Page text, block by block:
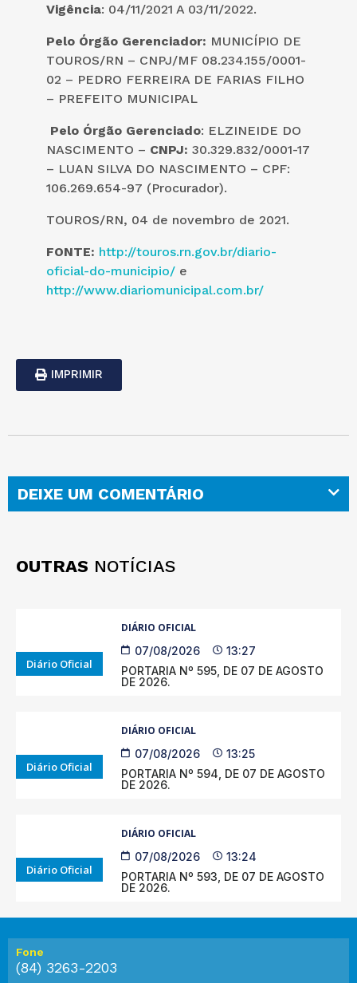
Vigência: 04/11/2021 A 03/11/2022.
Pelo Órgão Gerenciador: MUNICÍPIO DE
TOUROS/RN – CNPJ/MF 08.234.155/0001-
02 – PEDRO FERREIRA DE FARIAS FILHO
– PREFEITO MUNICIPAL
Pelo Órgão Gerenciado: ELZINEIDE DO
NASCIMENTO – CNPJ: 30.329.832/0001-17
– LUAN SILVA DO NASCIMENTO – CPF:
106.269.654-97 (Procurador).
TOUROS/RN, 04 de novembro de 2021.
FONTE: http://touros.rn.gov.br/diario-
oficial-do-municipio/ e
http://www.diariomunicipal.com.br/
IMPRIMIR
DEIXE UM COMENTÁRIO
OUTRAS NOTÍCIAS
Diário Oficial
DIÁRIO OFICIAL
07/08/2026
13:27
PORTARIA Nº 595, DE 07 DE AGOSTO
DE 2026.
Diário Oficial
DIÁRIO OFICIAL
07/08/2026
13:25
PORTARIA Nº 594, DE 07 DE AGOSTO
DE 2026.
Diário Oficial
DIÁRIO OFICIAL
07/08/2026
13:24
PORTARIA Nº 593, DE 07 DE AGOSTO
DE 2026.
Fone
(84) 3263-2203